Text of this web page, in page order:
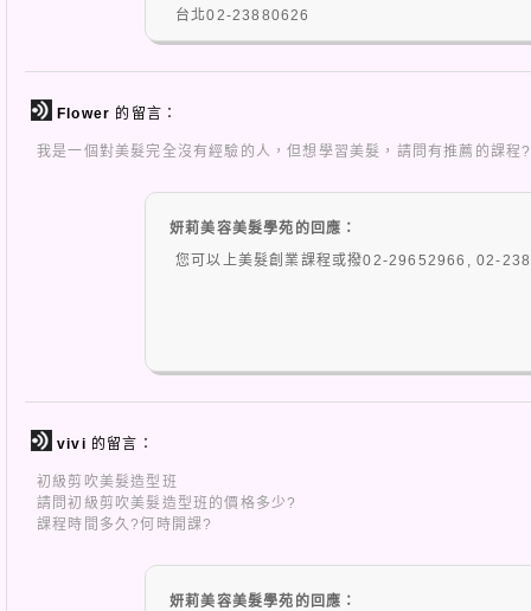
台北02-23880626
Flower 的留言：
我是一個對美髮完全沒有經驗的人，但想學習美髮，請問有推薦的課程
妍莉美容美髮學苑的回應：
您可以上美髮創業課程或撥02-29652966, 02-
vivi 的留言：
初級剪吹美髮造型班
請問初級剪吹美髮造型班的價格多少?
課程時間多久?何時開課?
妍莉美容美髮學苑的回應：